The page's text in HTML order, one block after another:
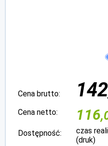
Cena brutto: 142
Cena netto: 116
Dostępność:
czas
(druk)